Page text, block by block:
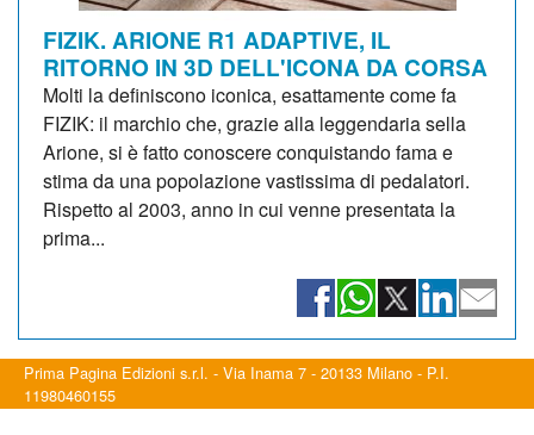
FIZIK. ARIONE R1 ADAPTIVE, IL
RITORNO IN 3D DELL'ICONA DA CORSA
Molti la definiscono iconica, esattamente come fa
FIZIK: il marchio che, grazie alla leggendaria sella
Arione, si è fatto conoscere conquistando fama e
stima da una popolazione vastissima di pedalatori.
Rispetto al 2003, anno in cui venne presentata la
prima...
Prima Pagina Edizioni s.r.l. - Via Inama 7 - 20133 Milano - P.I.
11980460155